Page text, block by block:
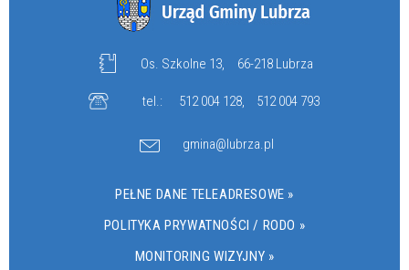
Os. Szkolne 13, 66-218 Lubrza
tel.: 512 004 128 512 004 793
gmina@lubrza.pl
PEŁNE DANE TELEADRESOWE »
POLITYKA PRYWATNOŚCI / RODO »
MONITORING WIZYJNY »